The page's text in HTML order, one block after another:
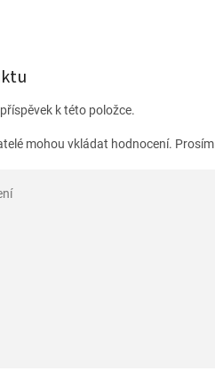
k této položce.
mohou vkládat hodnocení. Prosím